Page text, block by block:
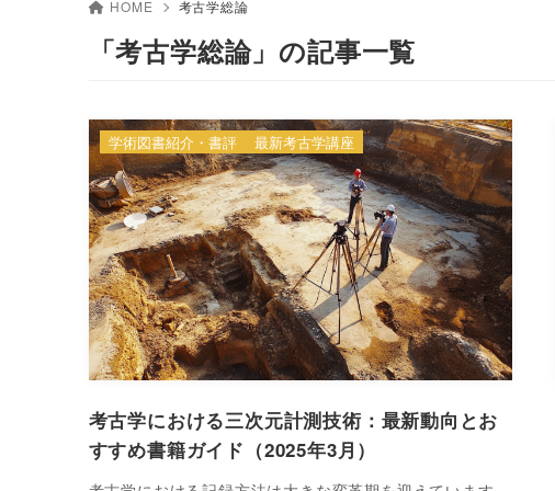
HOME 考古学総論
「考古学総論」の記事一覧
考古学における三次元計測技術：最新動向とお
すすめ書籍ガイド（2025年3月）
学術図書紹介・書評 最新考古学講座